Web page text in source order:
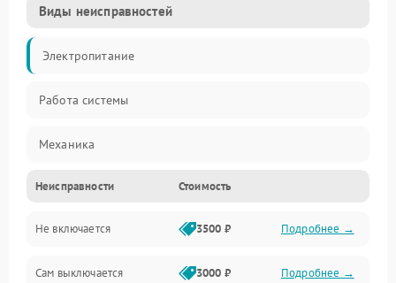
Виды неисправностей
Электропитание
Работа системы
Механика
Неисправности Стоимость
Не включается 3500 ₽ Подробнее →
Сам выключается 3000 ₽ Подробнее →